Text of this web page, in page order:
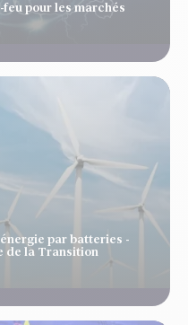
pour les marchés
par batteries -
de la Transition